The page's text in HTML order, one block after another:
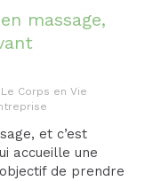
massage,
Le Corps en Vie
et c’est
accueille une
de prendre